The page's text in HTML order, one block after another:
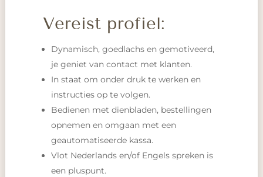
Vereist profiel:
Dynamisch, goedlachs en gemotiveerd,
je geniet van contact met klanten.
In staat om onder druk te werken en
instructies op te volgen.
Bedienen met dienbladen, bestellingen
opnemen en omgaan met een
geautomatiseerde kassa.
Vlot Nederlands en/of Engels spreken is
een pluspunt.